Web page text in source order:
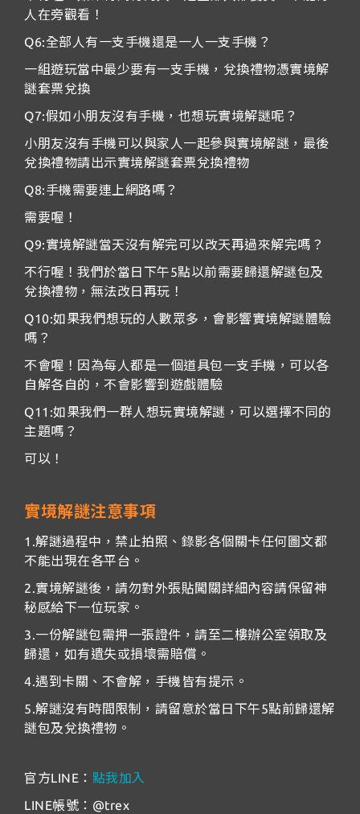
人在旁觀看！
Q6:全部人有一支手機還是一人一支手機？
一組遊玩當中最少要有一支手機，兌換禮物憑實境解
謎套票兌換
Q7:假如小朋友沒有手機，也想玩實境解謎呢？
小朋友沒有手機可以與家人一起參與實境解謎，最後
兌換禮物請出示實境解謎套票兌換禮物
Q8:手機需要連上網路嗎？
需要喔！
Q9:實境解謎當天沒有解完可以改天再過來解完嗎？
不行喔！我們於當日下午5點以前需要歸還解謎包及
兌換禮物，無法改日再玩！
Q10:如果我們想玩的人數眾多，會影響實境解謎體驗
嗎？
不會喔！因為每人都是一個道具包一支手機，可以各
自解各自的，不會影響到遊戲體驗
Q11:如果我們一群人想玩實境解謎，可以選擇不同的
主題嗎？
可以！
實境解謎注意事項
1.解謎過程中，禁止拍照、錄影各個關卡任何圖文都
不能出現在各平台。
2.實境解謎後，請勿對外張貼闖關詳細內容請保留神
秘感給下一位玩家。
3.一份解謎包需押一張證件，請至二樓辦公室領取及
歸還，如有遺失或損壞需賠償。
4.遇到卡關、不會解，手機皆有提示。
5.解謎沒有時間限制，請留意於當日下午5點前歸還解
謎包及兌換禮物。
官方LINE： 點我加入
LINE帳號：@trex